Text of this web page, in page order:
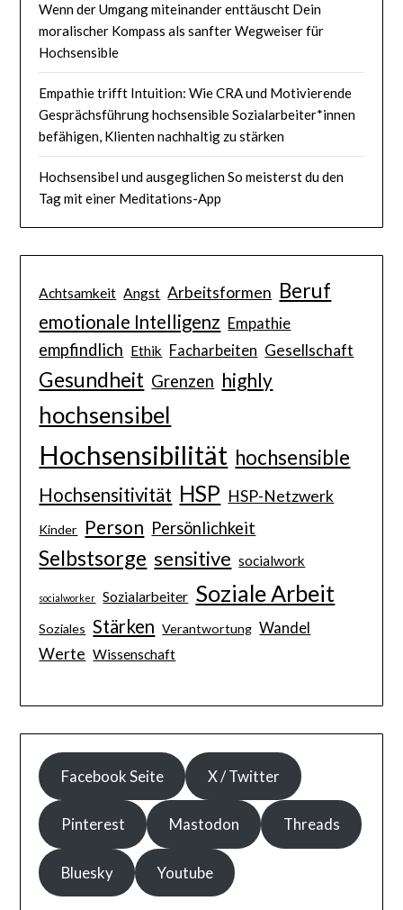
Wenn der Umgang miteinander enttäuscht Dein
moralischer Kompass als sanfter Wegweiser für
Hochsensible
Empathie trifft Intuition: Wie CRA und Motivierende
Gesprächsführung hochsensible Sozialarbeiter*innen
befähigen, Klienten nachhaltig zu stärken
Hochsensibel und ausgeglichen So meisterst du den
Tag mit einer Meditations-App
Achtsamkeit Angst Arbeitsformen Beruf
emotionale Intelligenz Empathie
empfindlich Ethik Facharbeiten Gesellschaft
Gesundheit Grenzen highly
hochsensibel
Hochsensibilität hochsensible
Hochsensitivität HSP HSP-Netzwerk
Kinder Person Persönlichkeit
Selbstsorge sensitive socialwork
socialworker Sozialarbeiter Soziale Arbeit
Soziales Stärken Verantwortung Wandel
Werte Wissenschaft
Facebook Seite X / Twitter
Pinterest Mastodon Threads
Bluesky Youtube